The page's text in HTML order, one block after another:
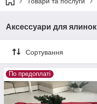
Аксессуари для ялинок
Сортування
По предоплаті